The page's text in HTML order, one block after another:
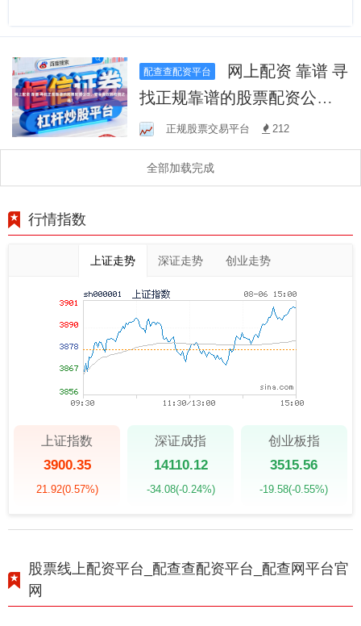
配查查配资平台
找正规靠谱的股票配资公
司，安全高效的投资之选！
正规股票交易平台 212
全部加载完成
行情指数
上证走势 深证走势 创业走势
上证指数
3900.35
21.92(0.57%)
深证成指
14110.12
-34.08(-0.24%)
创业板指
3515.56
-19.58(-0.55%)
股票线上配资平台_配查查配资平台_配查网平台官
网